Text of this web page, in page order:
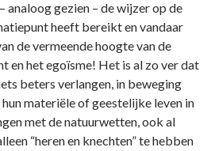
gezien – de wijzer op de
heeft bereikt en vandaar
de vermeende hoogte van de
en het egoïsme! Het is al zo ver dat
beters verlangen, in beweging
materiële of geestelijke leven in
met de natuurwetten, ook al
“heren en knechten” te hebben